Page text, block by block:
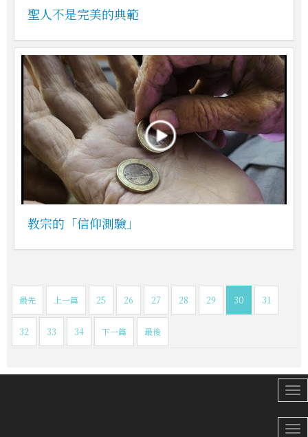
聖人不是完美的典範
教宗的「信仰測驗」
最先 上一篇 25 26 27 28 29 30 31
32 33 34 下一篇 最後